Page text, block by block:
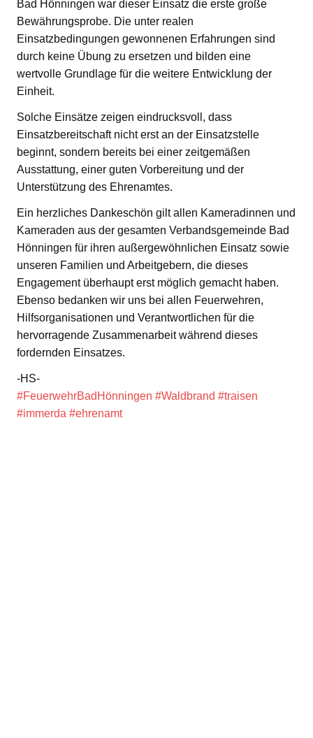
Bad Hönningen war dieser Einsatz die erste große
Bewährungsprobe. Die unter realen
Einsatzbedingungen gewonnenen Erfahrungen sind
durch keine Übung zu ersetzen und bilden eine
wertvolle Grundlage für die weitere Entwicklung der
Einheit.
Solche Einsätze zeigen eindrucksvoll, dass
Einsatzbereitschaft nicht erst an der Einsatzstelle
beginnt, sondern bereits bei einer zeitgemäßen
Ausstattung, einer guten Vorbereitung und der
Unterstützung des Ehrenamtes.
Ein herzliches Dankeschön gilt allen Kameradinnen und
Kameraden aus der gesamten Verbandsgemeinde Bad
Hönningen für ihren außergewöhnlichen Einsatz sowie
unseren Familien und Arbeitgebern, die dieses
Engagement überhaupt erst möglich gemacht haben.
Ebenso bedanken wir uns bei allen Feuerwehren,
Hilfsorganisationen und Verantwortlichen für die
hervorragende Zusammenarbeit während dieses
fordernden Einsatzes.
-HS-
#FeuerwehrBadHönningen #Waldbrand #traisen
#immerda #ehrenamt